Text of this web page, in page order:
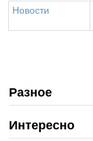
Новости
Разное
Интересно